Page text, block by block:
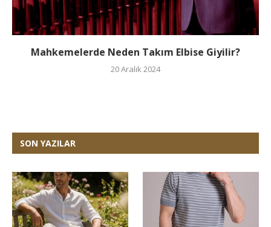
Mahkemelerde Neden Takım Elbise Giyilir?
20 Aralık 2024
SON YAZILAR